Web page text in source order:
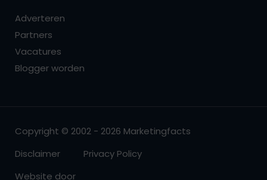
Adverteren
Partners
Vacatures
Blogger worden
Copyright © 2002 - 2026 Marketingfacts
Disclaimer
Privacy Policy
Website door